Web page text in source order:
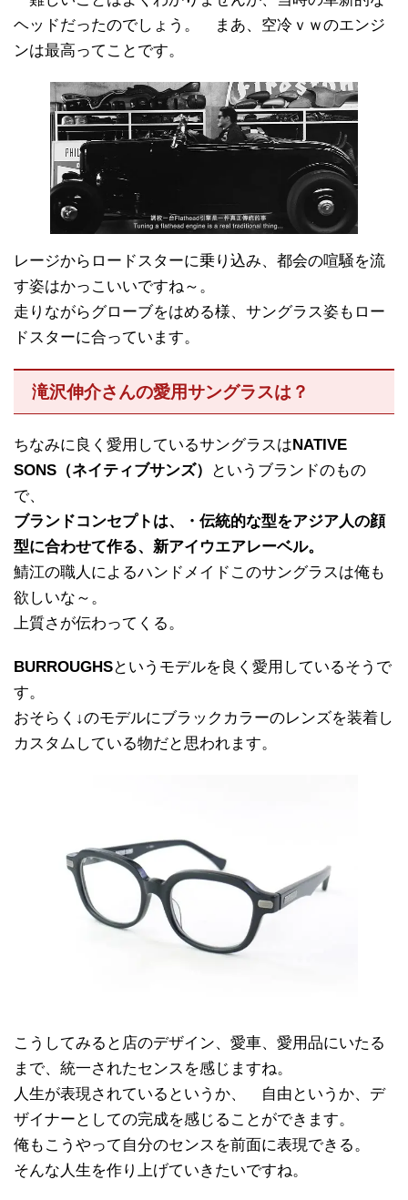
ヘッドだったのでしょう。 まあ、空冷ｖｗのエンジ
ンは最高ってことです。
レージからロードスターに乗り込み、都会の喧騒を流
す姿はかっこいいですね～。
走りながらグローブをはめる様、サングラス姿もロー
ドスターに合っています。
滝沢伸介さんの愛用サングラスは？
ちなみに良く愛用しているサングラスは NATIVE
SONS（ネイティブサンズ）
というブランドのもの
で、
ブランドコンセプトは、・伝統的な型をアジア人の顔
型に合わせて作る、新アイウエアレーベル。
鯖江の職人によるハンドメイドこのサングラスは俺も
欲しいな～。
上質さが伝わってくる。
BURROUGHSというモデルを良く愛用しているそうで
す。
おそらく↓のモデルにブラックカラーのレンズを装着し
カスタムしている物だと思われます。
こうしてみると店のデザイン、愛車、愛用品にいたる
まで、統一されたセンスを感じますね。
人生が表現されているというか、 自由というか、デ
ザイナーとしての完成を感じることができます。
俺もこうやって自分のセンスを前面に表現できる。
そんな人生を作り上げていきたいですね。